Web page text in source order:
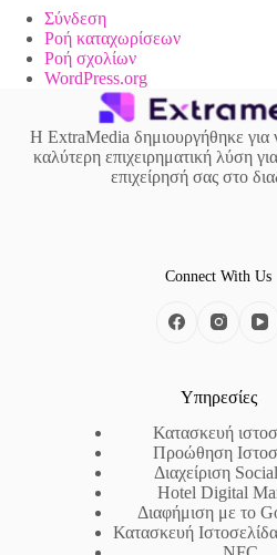
Σύνδεση
Ροή καταχωρίσεων
Ροή σχολίων
WordPress.org
Η ExtraMedia δημιουργήθηκε για
καλύτερη επιχειρηματική λύση
επιχείρησή σας στο
Connect With Us
Υπηρεσίες
Κατασκευή
Προώθηση
Διαχείριση
Hotel Digital
Διαφήμιση με το
Κατασκευή